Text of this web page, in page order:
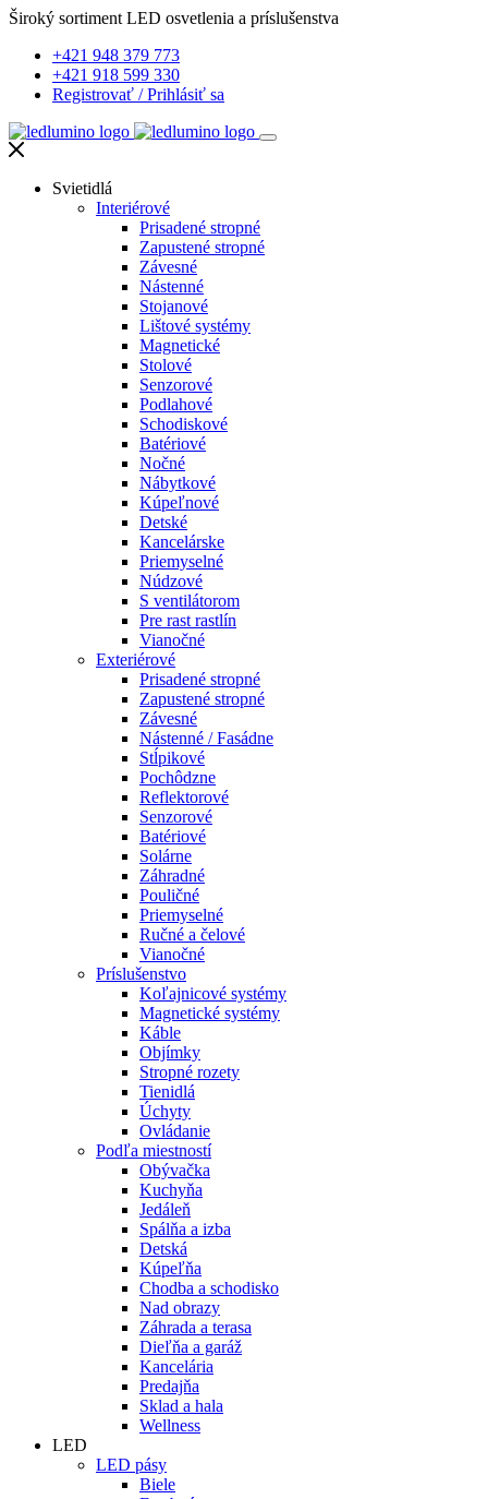
Široký sortiment LED osvetlenia a príslušenstva
+421 948 379 773
+421 918 599 330
Registrovať /Prihlásiť sa
Svietidlá
Interiérové
Prisadené stropné
Zapustené stropné
Závesné
Nástenné
Stojanové
Lištové systémy
Magnetické
Stolové
Senzorové
Podlahové
Schodiskové
Batériové
Nočné
Nábytkové
Kúpeľnové
Detské
Kancelárske
Priemyselné
Núdzové
S ventilátorom
Pre rast rastlín
Vianočné
Exteriérové
Prisadené stropné
Zapustené stropné
Závesné
Nástenné / Fasádne
Stĺpikové
Pochôdzne
Reflektorové
Senzorové
Batériové
Solárne
Záhradné
Pouličné
Priemyselné
Ručné a čelové
Vianočné
Príslušenstvo
Koľajnicové systémy
Magnetické systémy
Káble
Objímky
Stropné rozety
Tienidlá
Úchyty
Ovládanie
Podľa miestností
Obývačka
Kuchyňa
Jedáleň
Spálňa a izba
Detská
Kúpeľňa
Chodba a schodisko
Nad obrazy
Záhrada a terasa
Dieľňa a garáž
Kancelária
Predajňa
Sklad a hala
Wellness
LED
LED pásy
Biele